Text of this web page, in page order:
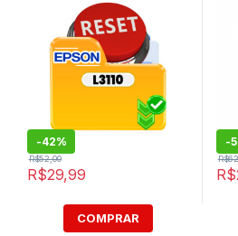
-42%
R$29,99
R$52,00
COMPRAR
-
R$
R$